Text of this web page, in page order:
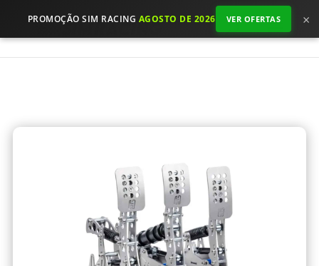
PROMOÇÃO SIM RACING AGOSTO DE 2026 VER OFERTAS ×